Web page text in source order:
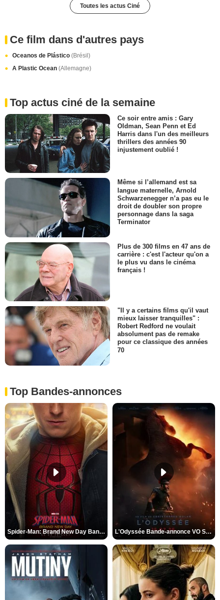
Toutes les actus Ciné
Ce film dans d'autres pays
Oceanos de Plástico (Brésil)
A Plastic Ocean (Allemagne)
Top actus ciné de la semaine
Ce soir entre amis : Gary
Oldman, Sean Penn et Ed
Harris dans l'un des meilleurs
thrillers des années 90
injustement oublié !
Même si l’allemand est sa
langue maternelle, Arnold
Schwarzenegger n’a pas eu le
droit de doubler son propre
personnage dans la saga
Terminator
Plus de 300 films en 47 ans de
carrière : c'est l'acteur qu'on a
le plus vu dans le cinéma
français !
"Il y a certains films qu'il vaut
mieux laisser tranquilles" :
Robert Redford ne voulait
absolument pas de remake
pour ce classique des années
70
Top Bandes-annonces
Spider-Man: Brand New Day Bande-annonce VO STFR L'Odyssée Bande-annonce VO STFR